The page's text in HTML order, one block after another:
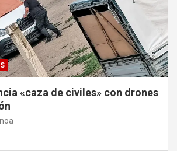
«caza de civiles» con drones